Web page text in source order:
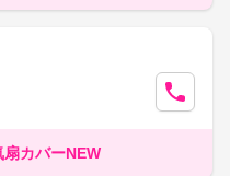
カバーNEW